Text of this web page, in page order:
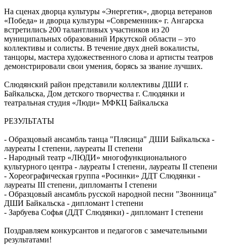
На сценах дворца культуры «Энергетик», дворца ветеранов
«Победа» и дворца культуры «Современник» г. Ангарска
встретились 200 талантливых участников из 20
муниципальных образований Иркутской области – это
коллективы и солисты. В течение двух дней вокалисты,
танцоры, мастера художественного слова и артисты театров
демонстрировали свои умения, борясь за звание лучших.
Слюдянский район представили коллективы ДШИ г.
Байкальска, Дом детского творчества г. Слюдянки и
театральная студия «Люди» МФКЦ Байкальска
РЕЗУЛЬТАТЫ
- Образцовый ансамбль танца "Плясица" ДШИ Байкальска -
лауреаты I степени, лауреаты II степени
- Народный театр «ЛЮДИ» многофункционального
культурного центра - лауреаты I степени, лауреаты II степени
- Хореографическая группа «Росинки» ДДТ Слюдянки -
лауреаты III степени, дипломанты I степени
- Образцовый ансамбль русской народной песни "Звонница"
ДШИ Байкальска - дипломант l степени
- Зарбуева Софья (ДДТ Слюдянки) - дипломант I степени
Поздравляем конкурсантов и педагогов с замечательными
результатами!